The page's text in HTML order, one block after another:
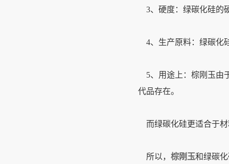
3、硬度：绿碳化硅的
4、生产原料：绿碳化
5、用途上：棕刚玉由
代品存在。
而绿碳化硅更适合于材
所以， 棕刚玉和绿碳